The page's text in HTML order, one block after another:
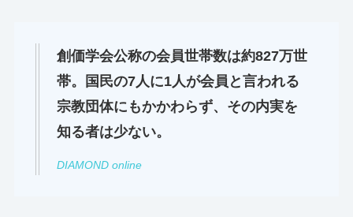
創価学会公称の会員世帯数は約827万世
帯。国民の7人に1人が会員と言われる
宗教団体にもかかわらず、その内実を
知る者は少ない。
DIAMOND online